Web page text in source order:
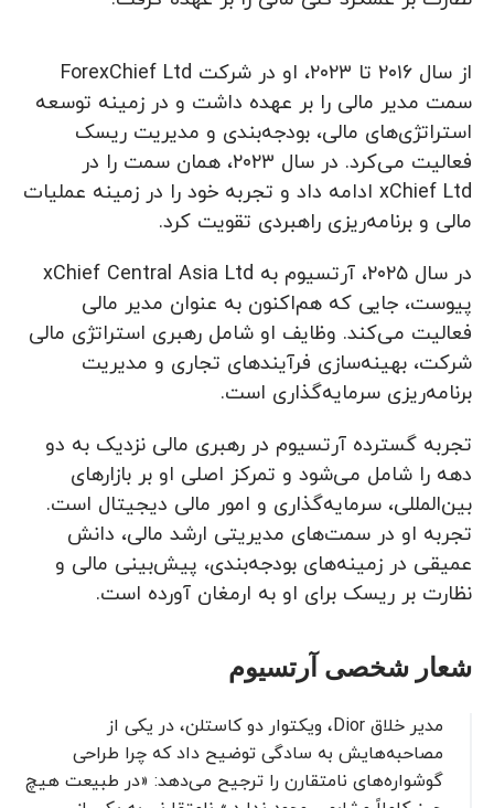
از سال ۲۰۱۶ تا ۲۰۲۳، او در شرکت ForexChief Ltd
سمت مدیر مالی را بر عهده داشت و در زمینه توسعه
استراتژی‌های مالی، بودجه‌بندی و مدیریت ریسک
فعالیت می‌کرد. در سال ۲۰۲۳، همان سمت را در
xChief Ltd ادامه داد و تجربه خود را در زمینه عملیات
مالی و برنامه‌ریزی راهبردی تقویت کرد.
در سال ۲۰۲۵، آرتسیوم به xChief Central Asia Ltd
پیوست، جایی که هم‌اکنون به عنوان مدیر مالی
فعالیت می‌کند. وظایف او شامل رهبری استراتژی مالی
شرکت، بهینه‌سازی فرآیندهای تجاری و مدیریت
برنامه‌ریزی سرمایه‌گذاری است.
تجربه گسترده آرتسیوم در رهبری مالی نزدیک به دو
دهه را شامل می‌شود و تمرکز اصلی او بر بازارهای
بین‌المللی، سرمایه‌گذاری و امور مالی دیجیتال است.
تجربه او در سمت‌های مدیریتی ارشد مالی، دانش
عمیقی در زمینه‌های بودجه‌بندی، پیش‌بینی مالی و
نظارت بر ریسک برای او به ارمغان آورده است.
شعار شخصی آرتسیوم
مدیر خلاق Dior، ویکتوار دو کاستلن، در یکی از
مصاحبه‌هایش به سادگی توضیح داد که چرا طراحی
گوشواره‌های نامتقارن را ترجیح می‌دهد: «در طبیعت هیچ